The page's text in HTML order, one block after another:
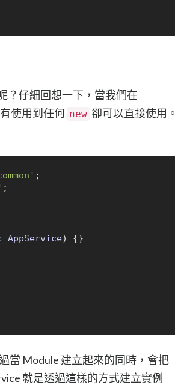
？仔細回想一下，當我們在
使用到任何 new 卻可以直接使用。
;
) {}
當 Module 建立起來的同時，會把
就是透過這樣的方式建立實例